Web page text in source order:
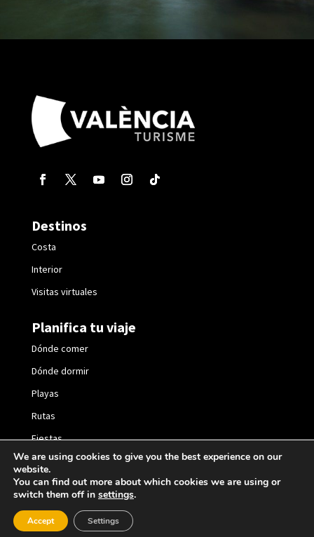
Destinos
Costa
Interior
Visitas virtuales
Planifica tu viaje
Dónde comer
Dónde dormir
Playas
Rutas
Fiestas
2021 © València Turisme |
Política de cookies
We are using cookies to give you the best experience on our
website.
You can find out more about which cookies we are using or
switch them off in settings.
Accept Settings